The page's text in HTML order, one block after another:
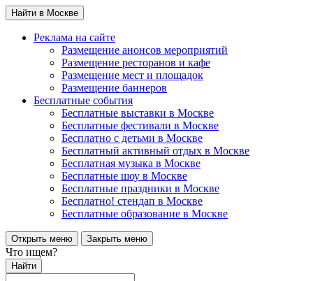
Найти в Москве
Реклама на сайте
Размещение анонсов мероприятий
Размещение ресторанов и кафе
Размещение мест и площадок
Размещение баннеров
Бесплатные события
Бесплатные выставки в Москве
Бесплатные фестивали в Москве
Бесплатно с детьми в Москве
Бесплатный активный отдых в Москве
Бесплатная музыка в Москве
Бесплатные шоу в Москве
Бесплатные праздники в Москве
Бесплатно! стендап в Москве
Бесплатные образование в Москве
Открыть меню Закрыть меню
Что ищем?
Найти